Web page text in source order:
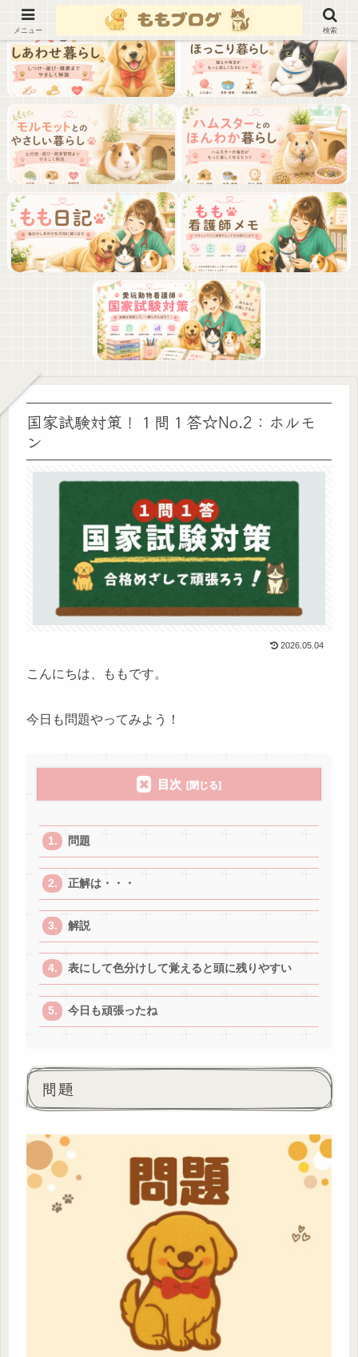
国家試験対策！１問１答☆No.2：ホルモ
ン
2026.05.04
こんにちは、ももです。
今日も問題やってみよう！
目次
問題
正解は・・・
解説
表にして色分けして覚えると頭に残りやすい
今日も頑張ったね
問題
メニュー 検索